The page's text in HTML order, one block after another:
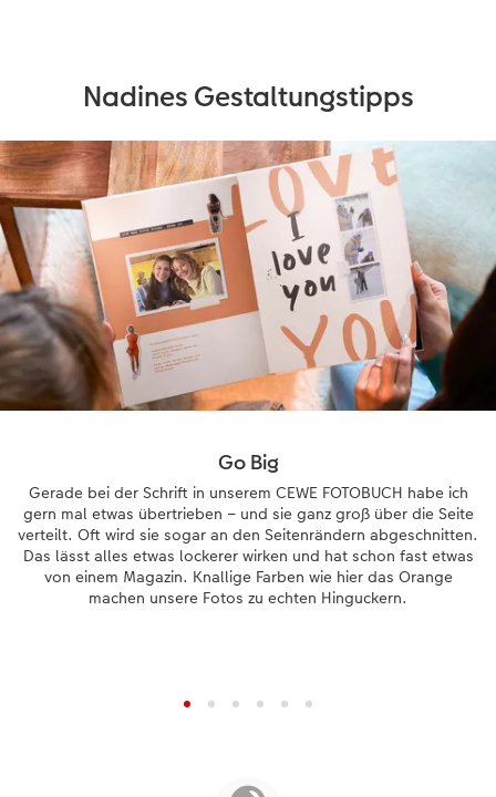
Nadines Gestaltungstipps
Go Big
Gerade bei der Schrift in unserem CEWE FOTOBUCH habe ich
gern mal etwas übertrieben – und sie ganz groß über die Seite
verteilt. Oft wird sie sogar an den Seitenrändern abgeschnitten.
Das lässt alles etwas lockerer wirken und hat schon fast etwas
von einem Magazin. Knallige Farben wie hier das Orange
machen unsere Fotos zu echten Hinguckern.